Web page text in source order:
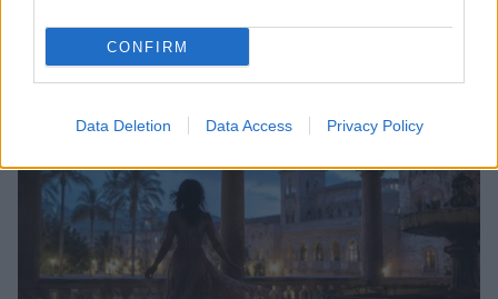
CONFIRM
Data Deletion Data Access Privacy Policy
paesaggi vulcanici
Cristian Castiglioni · 6 Ago 2026